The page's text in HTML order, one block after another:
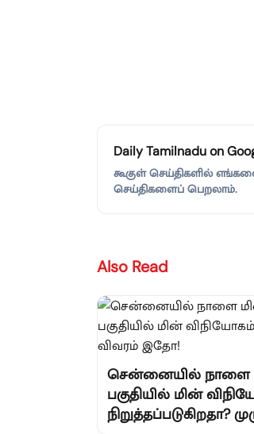
Daily Tamilnadu on
கூகுள் செய்திகளில்
செய்திகளைப் பெறலாம்.
Also Read
சென்னையில் நாளை
பகுதியில் மின்
நிறுத்தப்படுகிறதா?